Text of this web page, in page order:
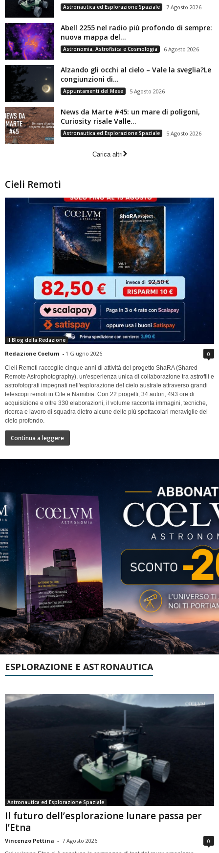
Astronautica ed Esplorazione Spaziale 7 Agosto 2026
Abell 2255 nel radio più profondo di sempre:
nuova mappa del...
Astronomia, Astrofisica e Cosmologia 6 Agosto 2026
Alzando gli occhi al cielo – Vale la sveglia?Le
congiunzioni di...
Appuntamenti del Mese 5 Agosto 2026
News da Marte #45: un mare di poligoni,
Curiosity risale Valle...
Astronautica ed Esplorazione Spaziale 5 Agosto 2026
Carica altri
Cieli Remoti
Il Blog della Redazione
Redazione Coelum - 1 Giugno 2026 0
Cieli Remoti raccoglie cinque anni di attività del progetto ShaRA (Shared
Remote Astrophotography), un'esperienza unica di collaborazione tra astrofili e
astrofotografi impegnati nell'esplorazione del cielo australe attraverso grandi
telescopi remoti in Cile e Namibia. Con 22 progetti, 34 autori, 493 ore di
acquisizione e oltre 330 elaborazioni, il volume racconta immagini, tecniche,
ricerca e lavoro di squadra dietro alcune delle più spettacolari meraviglie del
cielo profondo.
Continua a leggere
ESPLORAZIONE E ASTRONAUTICA
Astronautica ed Esplorazione Spaziale
Il futuro dell’esplorazione lunare passa per
l’Etna
Vincenzo Pettina - 7 Agosto 2026 0